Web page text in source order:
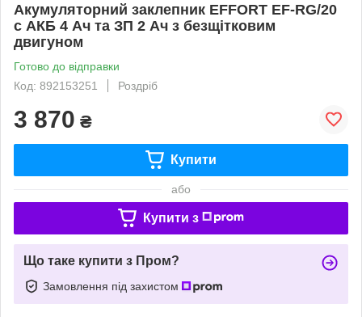
Акумуляторний заклепник EFFORT EF-RG/20
с АКБ 4 Ач та ЗП 2 Ач з безщітковим
двигуном
Готово до відправки
Код: 892153251
Роздріб
3 870 ₴
Купити
або
Купити з
Що таке купити з Пром?
Замовлення під захистом